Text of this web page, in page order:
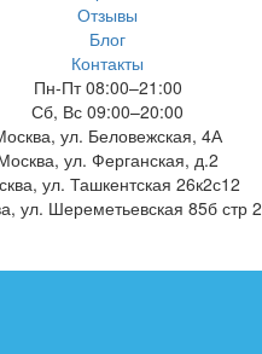
Отзывы
Блог
Контакты
Пн-Пт 08:00–21:00
Сб, Вс 09:00–20:00
ул. Беловежская, 4А
ул. Ферганская, д.2
ул. Ташкентская 26к2с12
ул. Шереметьевская 85б стр 2